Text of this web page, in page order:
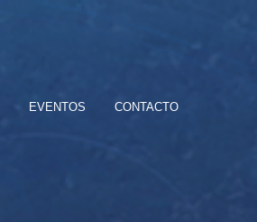
EVENTOS CONTACTO